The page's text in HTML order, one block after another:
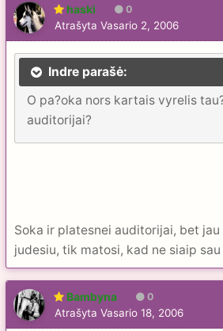
haski 0
Atrašyta Vasario 2, 2006
Indre parašė:
O pa?oka nors kartais vyrelis
auditorijai?
Soka ir platesnei auditorijai, bet
judesiu, tik matosi, kad ne siaip
Bambyna 0
Atrašyta Vasario 18, 2006